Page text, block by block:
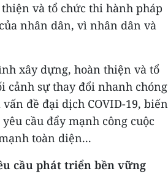
và tổ chức thi hành pháp
nhân dân, vì nhân dân và
xây dựng, hoàn thiện và tổ
cảnh sự thay đổi nhanh chóng
đề đại dịch COVID-19, biến
cầu đẩy mạnh công cuộc
toàn diện...
cầu phát triển bền vững